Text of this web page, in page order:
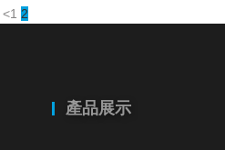
<1 2
產品展示